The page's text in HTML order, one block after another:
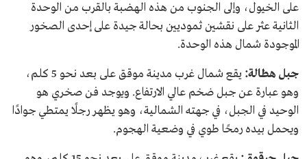
على الخيول، وإلى الجنوب من هذه الهضبة بالقرب من الوحدة
الثانية عثر على نقشين ثموديين بحالة جيدة على إحدى الصخور
الموجودة شمال هذه الوحدة.
جبل هطالة:
يقع شمال غرب مدينة موقق على بعد نحو 5 كلم،
وهو عبارة عن جبل ضخم عالي الارتفاع. ويوجد فن صخري هو
الوحيد في الجبل، في جهته الشمالية، وهو يظهر رجلًا يمتطي جوادًا
ويحمل بيده رمحًا طوي في وضعية الهجوم.